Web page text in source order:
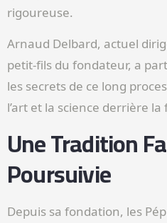
rigoureuse.
Arnaud Delbard, actuel
petit-fils du fondateur, a
les secrets de ce long
l’art et la science derrière
Une Tradition
Poursuivie
Depuis sa fondation, les